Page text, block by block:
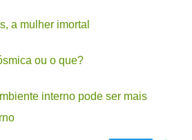
a mulher imortal
ou o que?
interno pode ser mais